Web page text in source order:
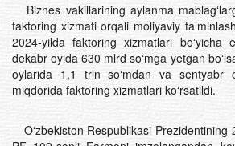
Biznes vakillarining aylanma
faktoring xizmati orqali moliyaviy
2024-yilda faktoring xizmatlari boʻyicha
dekabr oyida 630 mlrd soʻmga yetgan
oylarida 1,1 trln soʻmdan va sentyabr
miqdorida faktoring xizmatlari koʻrsatildi.
Oʻzbekiston Respublikasi Prezidentining